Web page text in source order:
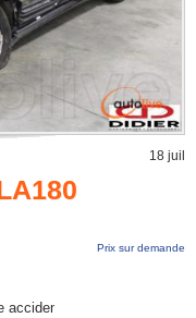
18 juil
Prix sur demande
accidentée